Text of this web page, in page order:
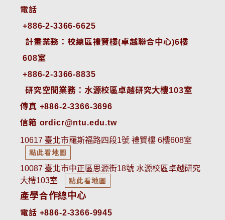
電話
+886-2-3366-6625
計畫業務：校總區禮賢樓(卓越聯合中心)6樓
608室
+886-2-3366-8835
研究空間業務：水源校區卓越研究大樓103室
傳真 +886-2-3366-3696
信箱 ordicr@ntu.edu.tw
10617 臺北市羅斯福路四段1號 禮賢樓 6樓608室
點此看地圖
10087 臺北市中正區思源街18號 水源校區卓越研究
大樓103室
點此看地圖
產學合作總中心
電話 +886-2-3366-9945